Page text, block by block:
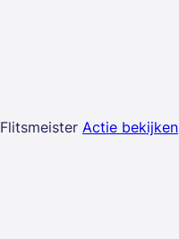
Flitsmeister Actie bekijken